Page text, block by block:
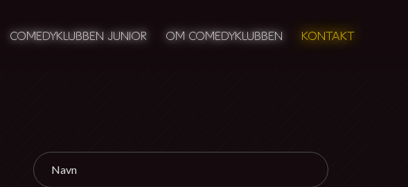
COMEDYKLUBBEN JUNIOR OM COMEDYKLUBBEN KONTAKT
Navn